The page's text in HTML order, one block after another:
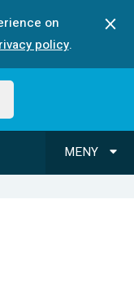
on
policy.
MENY